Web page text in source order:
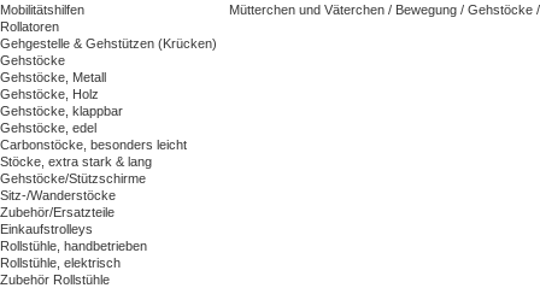
Mobilitätshilfen
Rollatoren
Gehgestelle & Gehstützen (Krücken)
Gehstöcke
Gehstöcke, Metall
Gehstöcke, Holz
Gehstöcke, klappbar
Gehstöcke, edel
Carbonstöcke, besonders leicht
Stöcke, extra stark & lang
Gehstöcke/Stützschirme
Sitz-/Wanderstöcke
Zubehör/Ersatzteile
Einkaufstrolleys
Rollstühle, handbetrieben
Rollstühle, elektrisch
Zubehör Rollstühle
Mütterchen und Väterchen / Bewegung / Gehstöcke /